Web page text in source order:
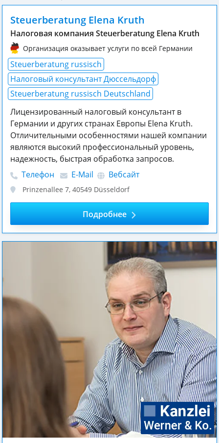
Steuerberatung Elena Kruth
Налоговая компания Steuerberatung Elena Kruth
Организация оказывает услуги по всей Германии
Steuerberatung russisch
Налоговый консультант Дюссельдорф
Steuerberatung russisch Deutschland
Лицензированный налоговый консультант в
Германии и других странах Европы Elena Kruth.
Отличительными особенностями нашей компании
являются высокий профессиональный уровeнь,
надежность, быстрая обработка запросов.
Телефон
E-Mail Вебсайт
Prinzenallee 7, 40549 Düsseldorf
Подробнее